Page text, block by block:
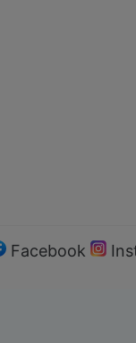
Facebook